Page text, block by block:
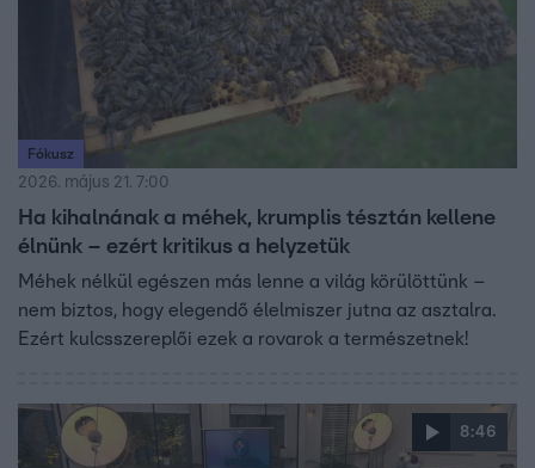
Fókusz
2026. május 21. 7:00
Ha kihalnának a méhek, krumplis tésztán kellene
élnünk – ezért kritikus a helyzetük
Méhek nélkül egészen más lenne a világ körülöttünk –
nem biztos, hogy elegendő élelmiszer jutna az asztalra.
Ezért kulcsszereplői ezek a rovarok a természetnek!
8:46